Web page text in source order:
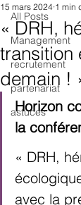
All Posts
Management
recrutement
partenariat
astuces
« DRH,
transition
demain !
15 mars 2024 1 min
Horizon
la
« DRH,
avec la